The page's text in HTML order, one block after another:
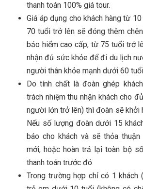
thanh toán 100% giá tour.
Giá áp dụng cho khách hàng từ
70 tuổi trở lên sẽ đóng thêm
bảo hiểm cao cấp, từ 75 tuổi trở
nhận đủ sức khỏe để đi du lịch
người thân khỏe mạnh dưới 60
Do tính chất là đoàn ghép
trách nhiệm thu nhận khách cho
người lớn trở lên) thì đoàn sẽ khởi
Nếu số lượng đoàn dưới 15
báo cho khách và sẽ thỏa
mới, hoặc hoàn trả lại toàn bộ
thanh toán trước đó
Trong trường hợp chỉ có 1 khách